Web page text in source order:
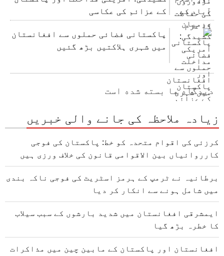
کے عزائم کی عکاسی
پاکستانی فضائی حملوں سے افغانستان
میں شہری ہلاکتیں بڑھ گئیں
دیدگاه ها بسته شده است
زیادہ ملاحظہ کی جانے والی خبریں
کرزئی کی اقوام متحدہ کو خط: پاکستان کی فوجی
کارروائیاں بین الاقوامی قانون کی خلاف ورزی ہیں
برطانیہ نے ٹرمپ کے ہرمز اسٹریٹ کی فوجی ناکہ بندی
میں شامل ہونے سے انکار کر دیا
ایمشرقی افغانستان میں شدید بارشوں کے سبب سیلاب
کا خطرہ بڑھ گیا
افغانستان اور پاکستان کے مابین چین میں مذاکرات